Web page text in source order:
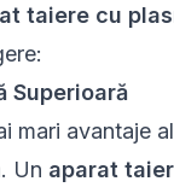
taiere cu
Superioară
mari avantaje
Un aparat